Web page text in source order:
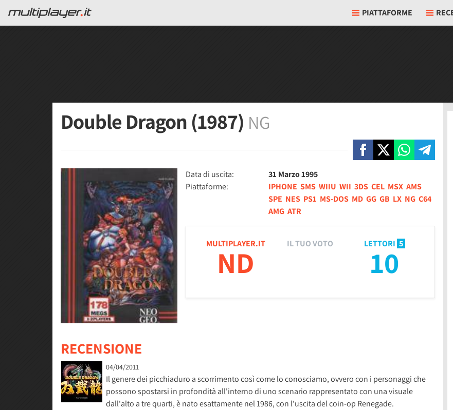
PIATTAFORME
Double Dragon (1987) NG
Data di uscita:
31 Marzo 1995
Piattaforme:
IPHONE SMS WIIU WII 3DS CEL MSX AMS
SPE NES PS1 MS-DOS MD GG GB LX NG C64
AMG ATR
MULTIPLAYER.IT
ND
LETTORI 5
10
IL TUO VOTO
RECENSIONE
04/04/2011
Il genere dei picchiaduro a scorrimento così come lo conosciamo, ovvero con i personaggi che
possono spostarsi in profondità all'interno di uno scenario rappresentato con una visuale
dall'alto a tre quarti, è nato esattamente nel 1986, con l'uscita del coin-op Renegade.